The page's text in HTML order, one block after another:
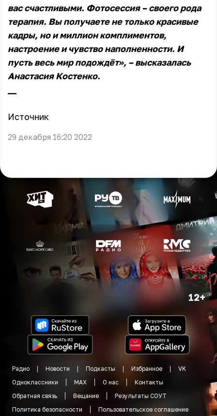
вас счастливыми. Фотосессия – своего рода
терапия. Вы получаете не только красивые
кадры, но и миллион комплиментов,
настроение и чувство наполненности. И
пусть весь мир подождёт», – высказалась
Анастасия Костенко.
Источник
29 декабря 16:20 2022
12+
Радио Новости Подкасты Избранное
VK
Одноклассники
MAX О нас
Контакты
Обратная связь
Вещание
Результаты СОУТ
Политика безопасности
Пользовательское соглашение